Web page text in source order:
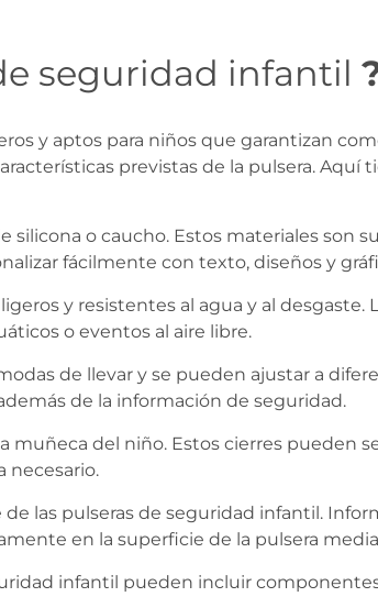
seguridad infantil
y aptos para niños que garantizan
previstas de la pulsera. Aquí
o caucho. Estos materiales son
fácilmente con texto, diseños y
y resistentes al agua y al desgaste.
o eventos al aire libre.
de llevar y se pueden ajustar a
de la información de seguridad.
muñeca del niño. Estos cierres pueden
necesario.
de las pulseras de seguridad infantil.
en la superficie de la pulsera
infantil pueden incluir